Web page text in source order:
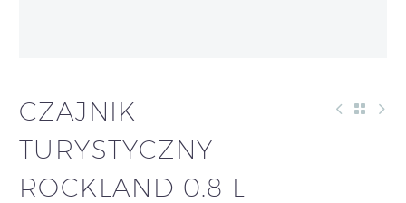
CZAJNIK
TURYSTYCZNY
ROCKLAND 0.8 L